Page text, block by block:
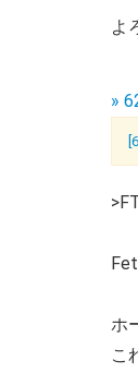
よ
»
ホ
こ